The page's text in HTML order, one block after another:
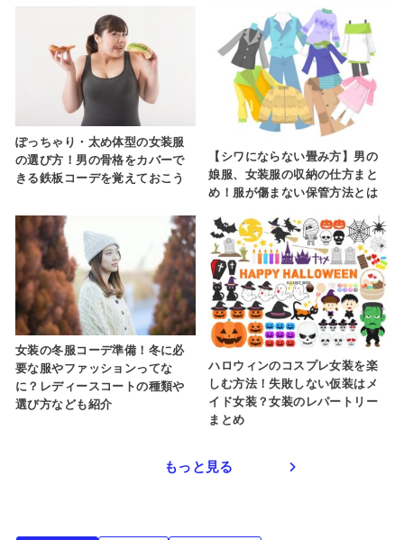
ぽっちゃり・太め体型の女装服
の選び方！男の骨格をカバーで
きる鉄板コーデを覚えておこう
【シワにならない畳み方】男の
娘服、女装服の収納の仕方まと
め！服が傷まない保管方法とは
女装の冬服コーデ準備！冬に必
要な服やファッションってな
に？レディースコートの種類や
選び方なども紹介
ハロウィンのコスプレ女装を楽
しむ方法！失敗しない仮装はメ
イド女装？女装のレパートリー
まとめ
もっと見る